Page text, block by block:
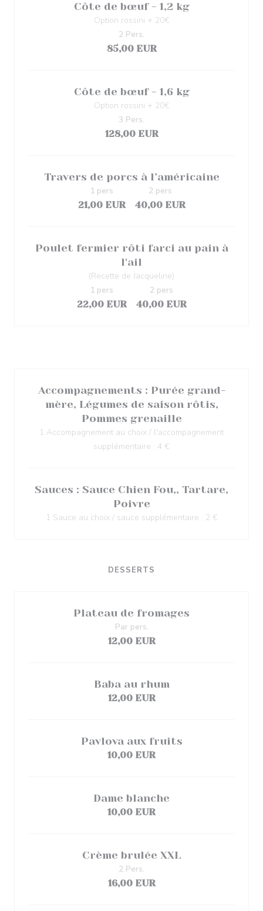
Côte de bœuf - 1,2 kg
Option rossini + 20€
85,00 EUR
2 Pers.
Côte de bœuf - 1,6 kg
Option rossini + 20€
128,00 EUR
3 Pers.
Travers de porcs à l’américaine
21,00 EUR
1 pers
40,00 EUR
2 pers
Poulet fermier rôti farci au pain à
l'ail
(Recette de Jacqueline)
22,00 EUR
1 pers
40,00 EUR
2 pers
Accompagnements : Purée grand-
mère, Légumes de saison rôtis,
Pommes grenaille
1 Accompagnement au choix / l'accompagnement
supplémentaire : 4 €
Sauces : Sauce Chien Fou,, Tartare,
Poivre
1 Sauce au choix / sauce supplémentaire : 2 €
DESSERTS
Plateau de fromages
12,00 EUR
Par pers.
Baba au rhum
12,00 EUR
Pavlova aux fruits
10,00 EUR
Dame blanche
10,00 EUR
Crème brulée XXL
16,00 EUR
2 Pers.